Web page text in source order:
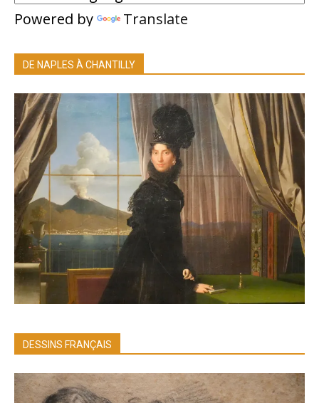
Powered by Translate
DE NAPLES À CHANTILLY
DESSINS FRANÇAIS